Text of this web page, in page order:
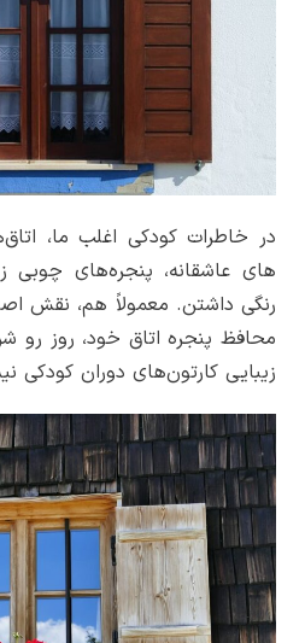
در خاطرات کودکی اغلب ما،
های عاشقانه، پنجره‌های چوبی
رنگی داشتن. معمولاً هم، نقش
محافظ پنجره اتاق خود، روز رو
زیبایی کارتون‌های دوران کودکی